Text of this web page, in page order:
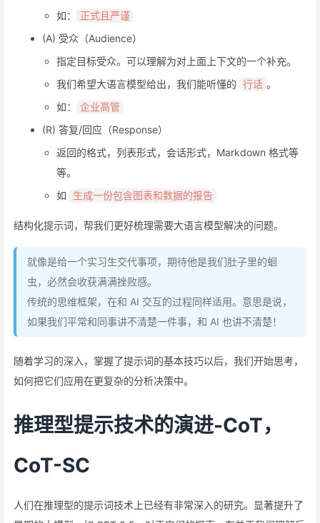
如：
正式且严谨
(A) 受众（Audience）
指定目标受众。可以理解为对上面上下文的一个补充。
我们希望大语言模型给出，我们能听懂的
行话 。
如：
企业高管
(R) 答复/回应（Response）
返回的格式，列表形式，会话形式，Markdown 格式等
等。
如
生成一份包含图表和数据的报告
结构化提示词，帮我们更好梳理需要大语言模型解决的问题。
就像是给一个实习生交代事项，期待他是我们肚子里的蛔
虫，必然会收获满满挫败感。
传统的思维框架，在和 AI 交互的过程同样适用。意思是说，
如果我们平常和同事讲不清楚一件事，和 AI 也讲不清楚！
随着学习的深入，掌握了提示词的基本技巧以后，我们开始思考，
如何把它们应用在更复杂的分析决策中。
推理型提示技术的演进-CoT，
CoT-SC
人们在推理型的提示词技术上已经有非常深入的研究。显著提升了